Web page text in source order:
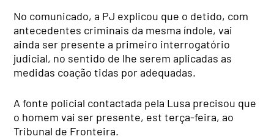
No comunicado, a PJ explicou que o detido, com
antecedentes criminais da mesma índole, vai
ainda ser presente a primeiro interrogatório
judicial, no sentido de lhe serem aplicadas as
medidas coação tidas por adequadas.
A fonte policial contactada pela Lusa precisou que
o homem vai ser presente, est terça-feira, ao
Tribunal de Fronteira.